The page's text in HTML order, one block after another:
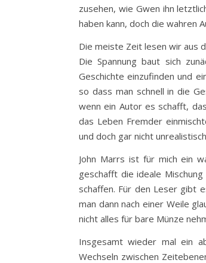
zusehen, wie Gwen ihn
haben kann, doch die wahren
Die meiste Zeit lesen wir aus
Die Spannung baut sich
Geschichte einzufinden und
so dass man schnell in die
wenn ein Autor es schafft,
das Leben Fremder
und doch gar nicht
John Marrs ist für mich ein
geschafft die ideale
schaffen. Für den Leser gibt
man dann nach einer Weile
nicht alles für bare Münze
Insgesamt wieder mal ein
Wechseln zwischen